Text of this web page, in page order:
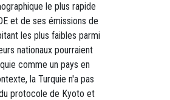
le plus rapide
et de ses émissions de
les plus faibles parmi
nationaux pourraient
comme un pays en
la Turquie n'a pas
protocole de Kyoto et